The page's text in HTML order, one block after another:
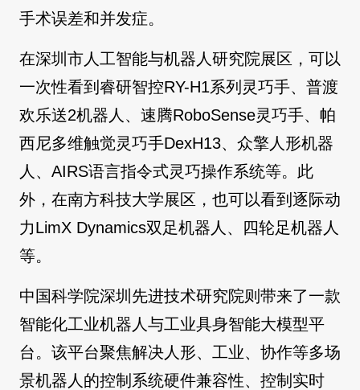
手术误差和并发症。
在深圳市人工智能与机器人研究院展区，可以
一次性看到睿研智控RY-H1系列灵巧手、普渡
欢乐送2机器人、速腾RoboSense灵巧手、帕
西尼多维触觉灵巧手DexH13、众擎人形机器
人、AIRS语言指令式灵巧操作系统等。此
外，在南方科技大学展区，也可以看到逐际动
力LimX Dynamics双足机器人、四轮足机器人
等。
中国科学院深圳先进技术研究院则带来了一款
智能化工业机器人与工业具身智能大模型平
台。该平台聚焦解决人形、工业、协作等多场
景机器人的控制系统硬件兼容性、控制实时